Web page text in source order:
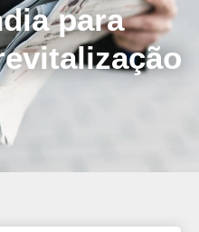
para